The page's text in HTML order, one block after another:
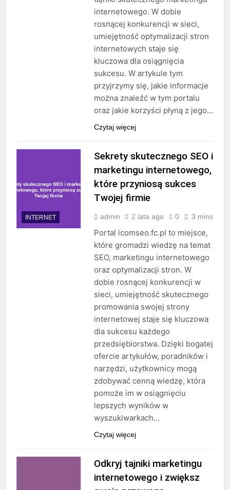
internetowego. W dobie
rosnącej konkurencji w sieci,
umiejętność optymalizacji stron
internetowych staje się
kluczowa dla osiągnięcia
sukcesu. W artykule tym
przyjrzymy się, jakie informacje
można znaleźć w tym portalu
oraz jakie korzyści płyną z jego…
Czytaj więcej
INTERNET
Sekrety skutecznego SEO i
marketingu internetowego,
które przyniosą sukces
Twojej firmie
admin 2 lata ago 0 3 mins
Portal icomseo.fc.pl to miejsce,
które gromadzi wiedzę na temat
SEO, marketingu internetowego
oraz optymalizacji stron. W
dobie rosnącej konkurencji w
sieci, umiejętność skutecznego
promowania swojej strony
internetowej staje się kluczowa
dla sukcesu każdego
przedsiębiorstwa. Dzięki bogatej
ofercie artykułów, poradników i
narzędzi, użytkownicy mogą
zdobywać cenną wiedzę, która
pomoże im w osiągnięciu
lepszych wyników w
wyszukiwarkach…
Czytaj więcej
Odkryj tajniki marketingu
internetowego i zwiększ